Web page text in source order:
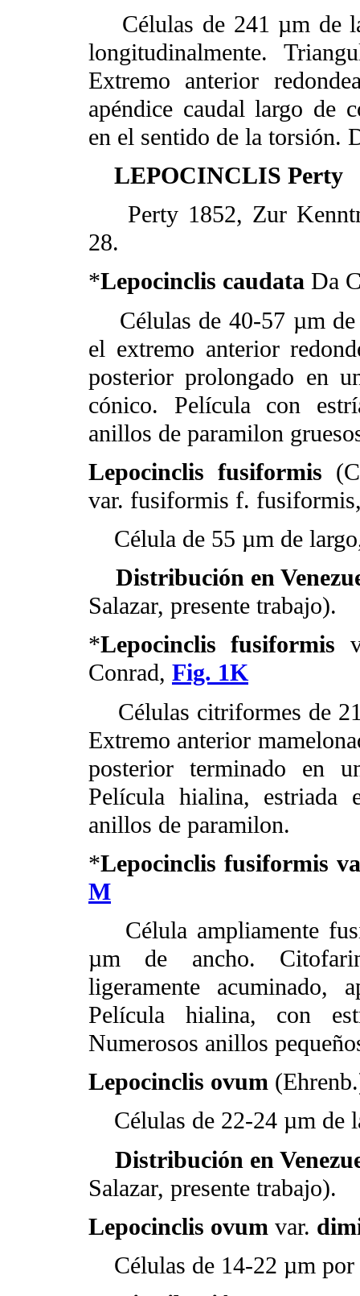
Células de 241 µm de
longitudinalmente.
Extremo anterior
apéndice caudal largo de
en el sentido de la torsión.
LEPOCINCLIS Perty
Perty 1852, Zur
28.
*Lepocinclis caudata Da
Células de 40-57 µm de
el extremo anterior
posterior prolongado en
cónico. Película con
anillos de paramilon
Lepocinclis fusiformis
var. fusiformis f.
Célula de 55 µm de
Distribución en
Salazar, presente trabajo).
*Lepocinclis fusiformis
Conrad, Fig. 1K
Células citriformes de
Extremo anterior
posterior terminado en
Película hialina, estriada
anillos de paramilon.
*Lepocinclis fusiformis
M
Célula ampliamente
µm de ancho.
ligeramente acuminado,
Película hialina, con
Numerosos anillos
Lepocinclis ovum
Células de 22-24 µm de
Distribución en
Salazar, presente trabajo).
Lepocinclis ovum var.
Células de 14-22 µm por